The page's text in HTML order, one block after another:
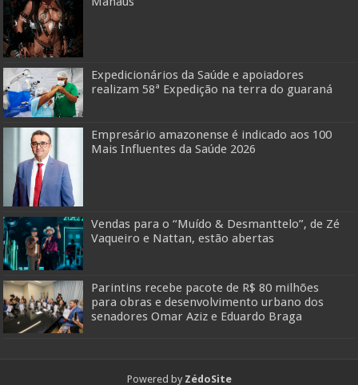
Expedicionários da Saúde e apoiadores
realizam 58ª Expedição na terra do guaraná
Empresário amazonense é indicado aos 100
Mais Influentes da Saúde 2026
Vendas para o “Muído & Desmanttelo”, de Zé
Vaqueiro e Nattan, estão abertas
Parintins recebe pacote de R$ 80 milhões
para obras e desenvolvimento urbano dos
senadores Omar Aziz e Eduardo Braga
Powered by ZédoSite